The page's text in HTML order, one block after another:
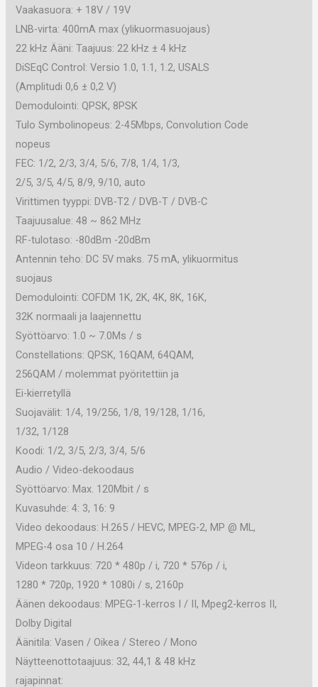
Vaakasuora: + 18V / 19V
LNB-virta: 400mA max (ylikuormasuojaus)
22 kHz Ääni: Taajuus: 22 kHz ± 4 kHz
DiSEqC Control: Versio 1.0, 1.1, 1.2, USALS
(Amplitudi 0,6 ± 0,2 V)
Demodulointi: QPSK, 8PSK
Tulo Symbolinopeus: 2-45Mbps, Convolution Code
nopeus
FEC: 1/2, 2/3, 3/4, 5/6, 7/8, 1/4, 1/3,
2/5, 3/5, 4/5, 8/9, 9/10, auto
Virittimen tyyppi: DVB-T2 / DVB-T / DVB-C
Taajuusalue: 48 ~ 862 MHz
RF-tulotaso: -80dBm -20dBm
Antennin teho: DC 5V maks. 75 mA, ylikuormitus
suojaus
Demodulointi: COFDM 1K, 2K, 4K, 8K, 16K,
32K normaali ja laajennettu
Syöttöarvo: 1.0 ~ 7.0Ms / s
Constellations: QPSK, 16QAM, 64QAM,
256QAM / molemmat pyöritettiin ja
Ei-kierretyllä
Suojavälit: 1/4, 19/256, 1/8, 19/128, 1/16,
1/32, 1/128
Koodi: 1/2, 3/5, 2/3, 3/4, 5/6
Audio / Video-dekoodaus
Syöttöarvo: Max. 120Mbit / s
Kuvasuhde: 4: 3, 16: 9
Video dekoodaus: H.265 / HEVC, MPEG-2, MP @ ML,
MPEG-4 osa 10 / H.264
Videon tarkkuus: 720 * 480p / i, 720 * 576p / i,
1280 * 720p, 1920 * 1080i / s, 2160p
Äänen dekoodaus: MPEG-1-kerros I / II, Mpeg2-kerros II,
Dolby Digital
Äänitila: Vasen / Oikea / Stereo / Mono
Näytteenottotaajuus: 32, 44,1 & 48 kHz
rajapinnat: